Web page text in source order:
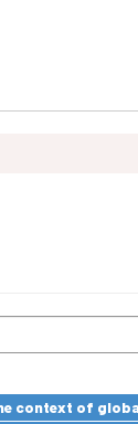
context of